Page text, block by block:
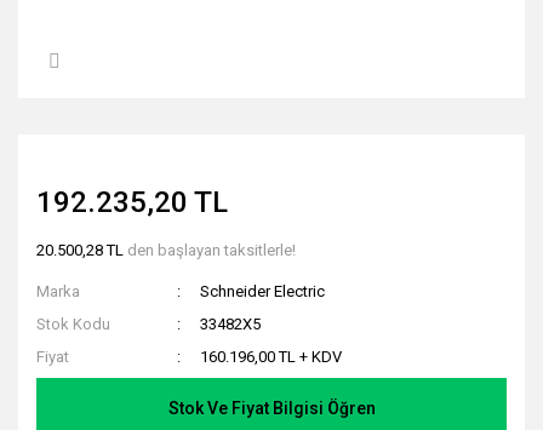
192.235,20 TL
20.500,28 TL den başlayan taksitlerle!
Marka
Schneider Electric
Stok Kodu
33482X5
Fiyat
160.196,00 TL + KDV
Stok Ve Fiyat Bilgisi Öğren